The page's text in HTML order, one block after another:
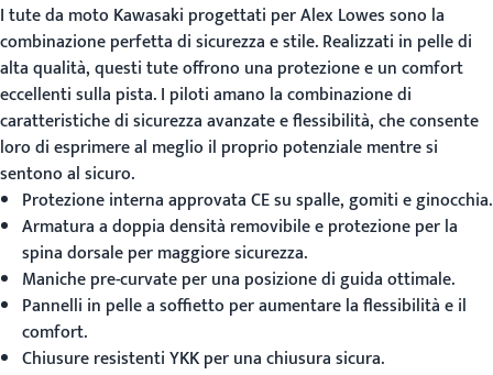
Itute da moto Kawasaki progettati per Alex Lowes sono la
combinazione perfetta di sicurezza e stile. Realizzati in pelle di
alta qualità, questi tute offrono una protezione e un comfort
eccellenti sulla pista. I piloti amano la combinazione di
caratteristiche di sicurezza avanzate e flessibilità, che consente
loro di esprimere al meglio il proprio potenziale mentre si
sentono al sicuro.
Protezione interna approvata CE su spalle, gomiti e ginocchia.
Armatura a doppia densità removibile e protezione per la
spina dorsale per maggiore sicurezza.
Maniche pre-curvate per una posizione di guida ottimale.
Pannelli in pelle a soffietto per aumentare la flessibilità e il
comfort.
Chiusure resistenti YKK per una chiusura sicura.